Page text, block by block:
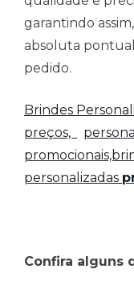
garantindo
absoluta
pedido.
Brindes
preços,
personalizadas
Confira alguns